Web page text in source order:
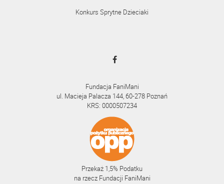
Konkurs Sprytne Dzieciaki
Fundacja FaniMani
ul. Macieja Palacza 144, 60-278 Poznań
KRS: 0000507234
Przekaż 1,5% Podatku
na rzecz Fundacji FaniMani